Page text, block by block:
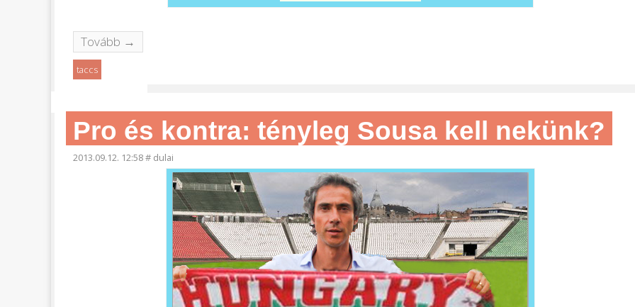
Tovább →
taccs
Pro és kontra: tényleg Sousa kell nekünk?
2013.09.12. 12:58# dulai